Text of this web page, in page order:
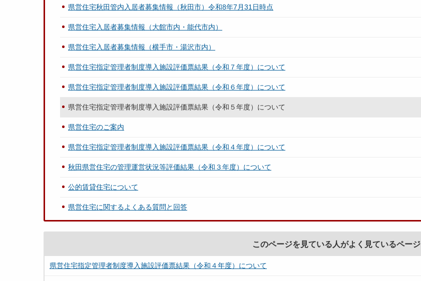
県営住宅秋田管内入居者募集情報（秋田市）令和8年7月31日時点
県営住宅入居者募集情報（大館市内・能代市内）
県営住宅入居者募集情報（横手市・湯沢市内）
県営住宅指定管理者制度導入施設評価票結果（令和７年度）について
県営住宅指定管理者制度導入施設評価票結果（令和６年度）について
県営住宅指定管理者制度導入施設評価票結果（令和５年度）について
県営住宅のご案内
県営住宅指定管理者制度導入施設評価票結果（令和４年度）について
秋田県営住宅の管理運営状況等評価結果（令和３年度）について
公的賃貸住宅について
県営住宅に関するよくある質問と回答
このページを見ている人がよく見ているページ
県営住宅指定管理者制度導入施設評価票結果（令和４年度）について